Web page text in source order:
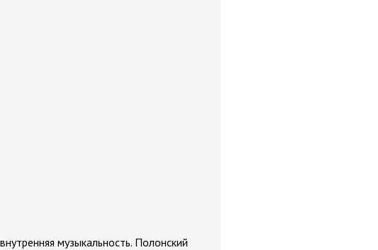
музыкальность. Полонский